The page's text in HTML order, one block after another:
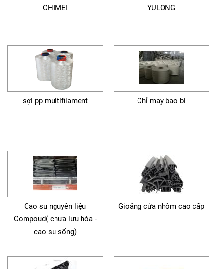
CHIMEI
YULONG
sợi pp multifilament Chỉ may bao bì
Cao su nguyên liệu
Compoud( chưa lưu hóa -
cao su sống)
Gioăng cửa nhôm cao cấp